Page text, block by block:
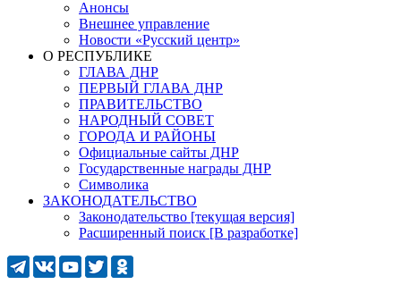
Анонсы
Внешнее управление
Новости «Русский центр»
О РЕСПУБЛИКЕ
ГЛАВА ДНР
ПЕРВЫЙ ГЛАВА ДНР
ПРАВИТЕЛЬСТВО
НАРОДНЫЙ СОВЕТ
ГОРОДА И РАЙОНЫ
Официальные сайты ДНР
Государственные награды ДНР
Символика
ЗАКОНОДАТЕЛЬСТВО
Законодательство [текущая версия]
Расширенный поиск [В разработке]